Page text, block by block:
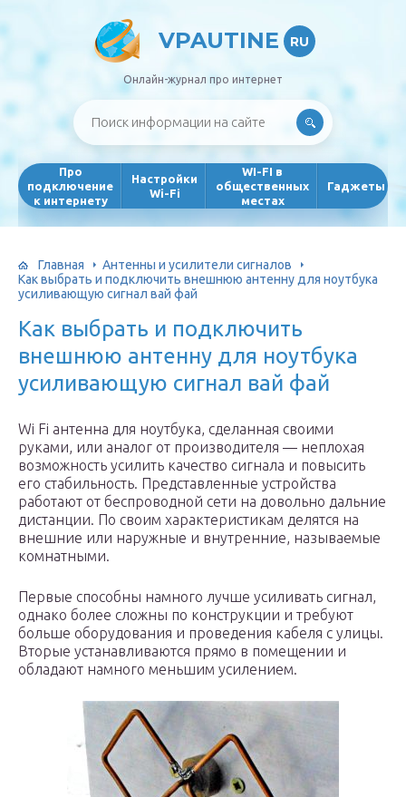
VPAUTINE RU
Онлайн-журнал про интернет
Про
подключение
к интернету
Настройки
Wi-Fi
WI-FI в
общественных
местах
Гаджеты
Главная
Антенны и усилители сигналов
Как выбрать и подключить внешнюю антенну для ноутбука
усиливающую сигнал вай фай
Как выбрать и подключить
внешнюю антенну для ноутбука
усиливающую сигнал вай фай
Wi Fi антенна для ноутбука, сделанная своими
руками, или аналог от производителя — неплохая
возможность усилить качество сигнала и повысить
его стабильность. Представленные устройства
работают от беспроводной сети на довольно дальние
дистанции. По своим характеристикам делятся на
внешние или наружные и внутренние, называемые
комнатными.
Первые способны намного лучше усиливать сигнал,
однако более сложны по конструкции и требуют
больше оборудования и проведения кабеля с улицы.
Вторые устанавливаются прямо в помещении и
обладают намного меньшим усилением.